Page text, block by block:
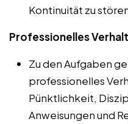
Kontinuität zu
Professionelles
Zu den Aufgaben
professionelles
Pünktlichkeit,
Anweisungen und